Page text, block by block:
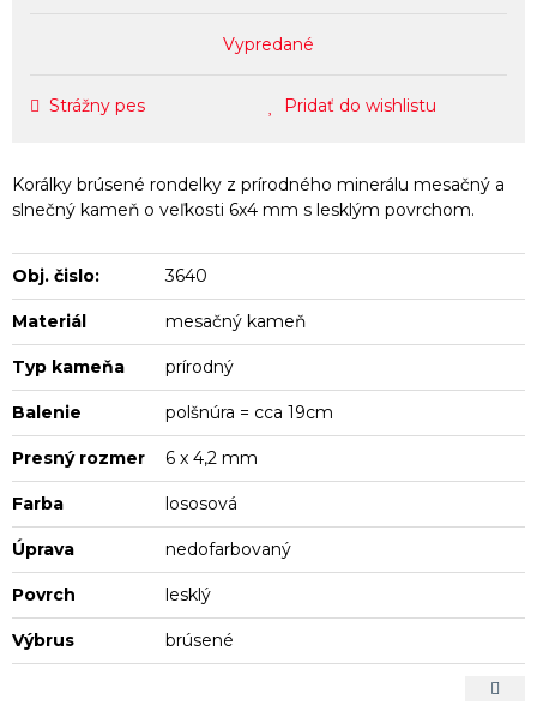
Vypredané
Strážny pes Pridať do wishlistu
Korálky brúsené rondelky z prírodného minerálu mesačný a
slnečný kameň o veľkosti 6x4 mm s lesklým povrchom.
Obj. čislo: 3640
Materiál mesačný kameň
Typ kameňa prírodný
Balenie polšnúra = cca 19cm
Presný rozmer 6 x 4,2 mm
Farba lososová
Úprava nedofarbovaný
Povrch lesklý
Výbrus brúsené